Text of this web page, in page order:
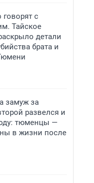
с
Тайское
детали
брата и
замуж за
развелся и
тюменцы —
в жизни после